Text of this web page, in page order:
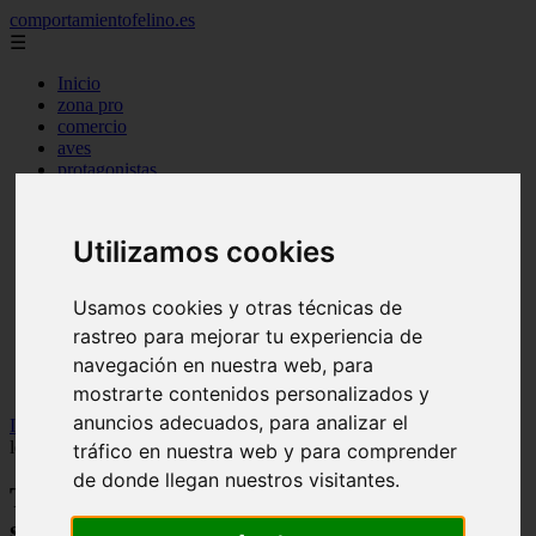
Utilizamos cookies
Usamos cookies y otras técnicas de
rastreo para mejorar tu experiencia de
navegación en nuestra web, para
mostrarte contenidos personalizados y
anuncios adecuados, para analizar el
tráfico en nuestra web y para comprender
de donde llegan nuestros visitantes.
comportamientofelino.es
☰
Inicio
zona pro
comercio
aves
protagonistas
articulos
nombres para gatos
novedades
tablon de anuncios
uncategorized
zona pro
Inicio
gatos2 >Todo lo que siempre quiso saber sobre el sexo (de
los gatos) y no se atrevió a preguntar
Todo lo que siempre quiso saber sobre el